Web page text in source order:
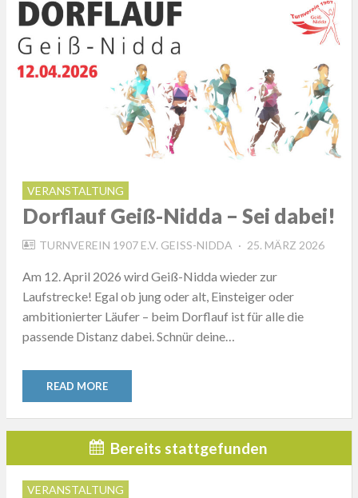
VERANSTALTUNG
Dorflauf Geiß-Nidda – Sei dabei!
TURNVEREIN 1907 E.V. GEISS-NIDDA
POSTED
25. MÄRZ 2026
Am 12. April 2026 wird Geiß-Nidda wieder zur
Laufstrecke! Egal ob jung oder alt, Einsteiger oder
ambitionierter Läufer – beim Dorflauf ist für alle die
passende Distanz dabei. Schnür deine…
READ MORE
Bereits stattgefunden
VERANSTALTUNG